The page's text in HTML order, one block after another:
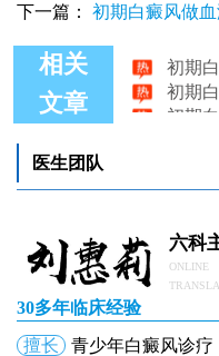
下一篇： 初期白癜风做
相关
文章
初期白
初期
医生团队
六科
ONLINE
30多年临床经验
擅长
青少年白癜风诊疗